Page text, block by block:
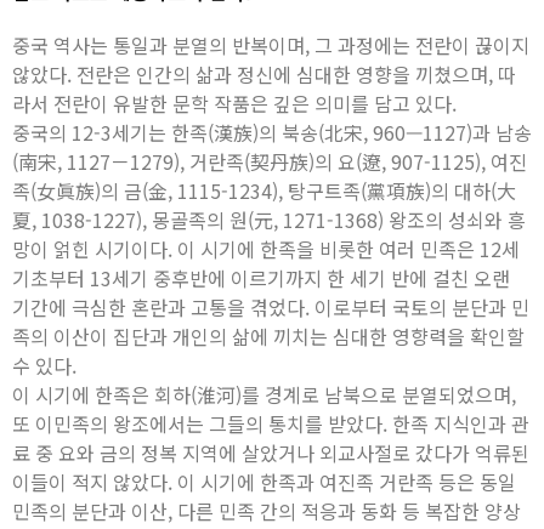
중국 역사는 통일과 분열의 반복이며, 그 과정에는 전란이 끊이지
않았다. 전란은 인간의 삶과 정신에 심대한 영향을 끼쳤으며, 따
라서 전란이 유발한 문학 작품은 깊은 의미를 담고 있다.
중국의 12-3세기는 한족(漢族)의 북송(北宋, 960—1127)과 남송
(南宋, 1127－1279), 거란족(契丹族)의 요(遼, 907-1125), 여진
족(女眞族)의 금(金, 1115-1234), 탕구트족(黨項族)의 대하(大
夏, 1038-1227), 몽골족의 원(元, 1271-1368) 왕조의 성쇠와 흥
망이 얽힌 시기이다. 이 시기에 한족을 비롯한 여러 민족은 12세
기초부터 13세기 중후반에 이르기까지 한 세기 반에 걸친 오랜
기간에 극심한 혼란과 고통을 겪었다. 이로부터 국토의 분단과 민
족의 이산이 집단과 개인의 삶에 끼치는 심대한 영향력을 확인할
수 있다.
이 시기에 한족은 회하(淮河)를 경계로 남북으로 분열되었으며,
또 이민족의 왕조에서는 그들의 통치를 받았다. 한족 지식인과 관
료 중 요와 금의 정복 지역에 살았거나 외교사절로 갔다가 억류된
이들이 적지 않았다. 이 시기에 한족과 여진족 거란족 등은 동일
민족의 분단과 이산, 다른 민족 간의 적응과 동화 등 복잡한 양상